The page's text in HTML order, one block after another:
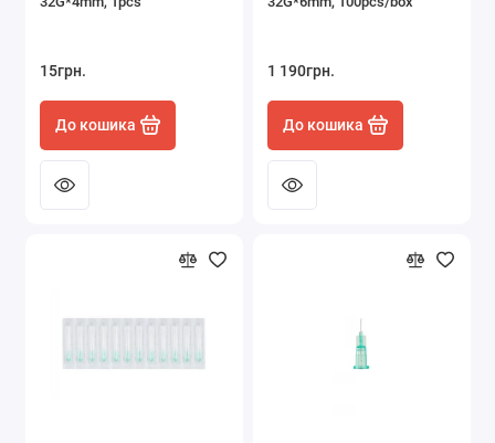
15грн.
До кошика
1 190грн.
До кошика